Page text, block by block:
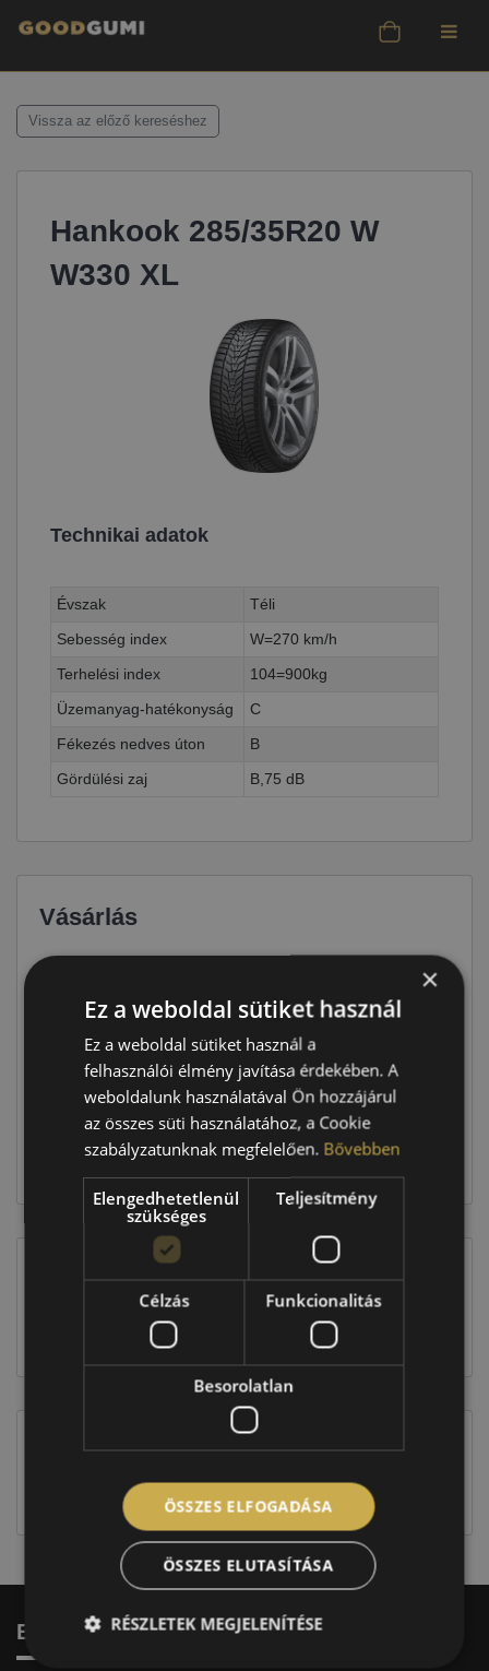
Vissza az előző kereséshez
Hankook 285/35R20 W
W330 XL
Technikai adatok
Évszak
Téli
Sebesség index
W=270 km/h
Terhelési index
104=900kg
Üzemanyag-hatékonyság
C
Fékezés nedves úton
B
Gördülési zaj
B,75 dB
Vásárlás
109 590 Ft
438 360 Ft
EU-s abroncscímke
Figyelem a feltüntetett címke adatok tájékoztató
címkével ellátott abroncs kerül kiszállításra.
Elérhetőség
×
Ez a weboldal sütiket használ
Ez a weboldal sütiket használ a
felhasználói élmény javítása érdekében. A
weboldalunk használatával Ön hozzájárul
az összes süti használatához, a Cookie
szabályzatunknak megfelelően. Bővebben
Elengedhetetlenül
szükséges
Teljesítmény
Célzás Funkcionalitás
Besorolatlan
ÖSSZES ELFOGADÁSA
ÖSSZES ELUTASÍTÁSA
RÉSZLETEK MEGJELENÍTÉSE